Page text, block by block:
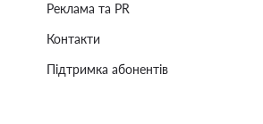
Реклама та PR
Контакти
Підтримка абонентів